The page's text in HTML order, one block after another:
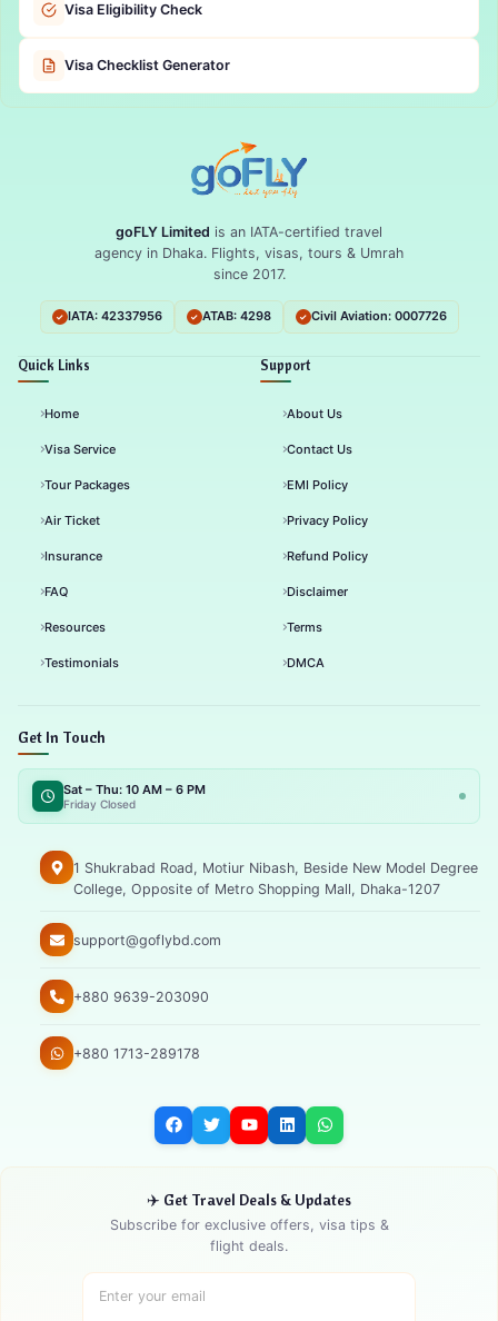
Visa Eligibility Check
Visa Checklist Generator
goFLY Limited is an IATA-certified travel
agency in Dhaka. Flights, visas, tours & Umrah
since 2017.
IATA: 42337956 ATAB: 4298 Civil Aviation: 0007726
Quick Links
Home
Visa Service
Tour Packages
Air Ticket
Insurance
FAQ
Resources
Testimonials
Support
About Us
Contact Us
EMI Policy
Privacy Policy
Refund Policy
Disclaimer
Terms
DMCA
Get In Touch
Sat – Thu: 10 AM – 6 PM
Friday Closed
1 Shukrabad Road, Motiur Nibash, Beside New Model Degree
College, Opposite of Metro Shopping Mall, Dhaka-1207
support@goflybd.com
+880 9639-203090
+880 1713-289178
✈️ Get Travel Deals & Updates
Subscribe for exclusive offers, visa tips &
flight deals.